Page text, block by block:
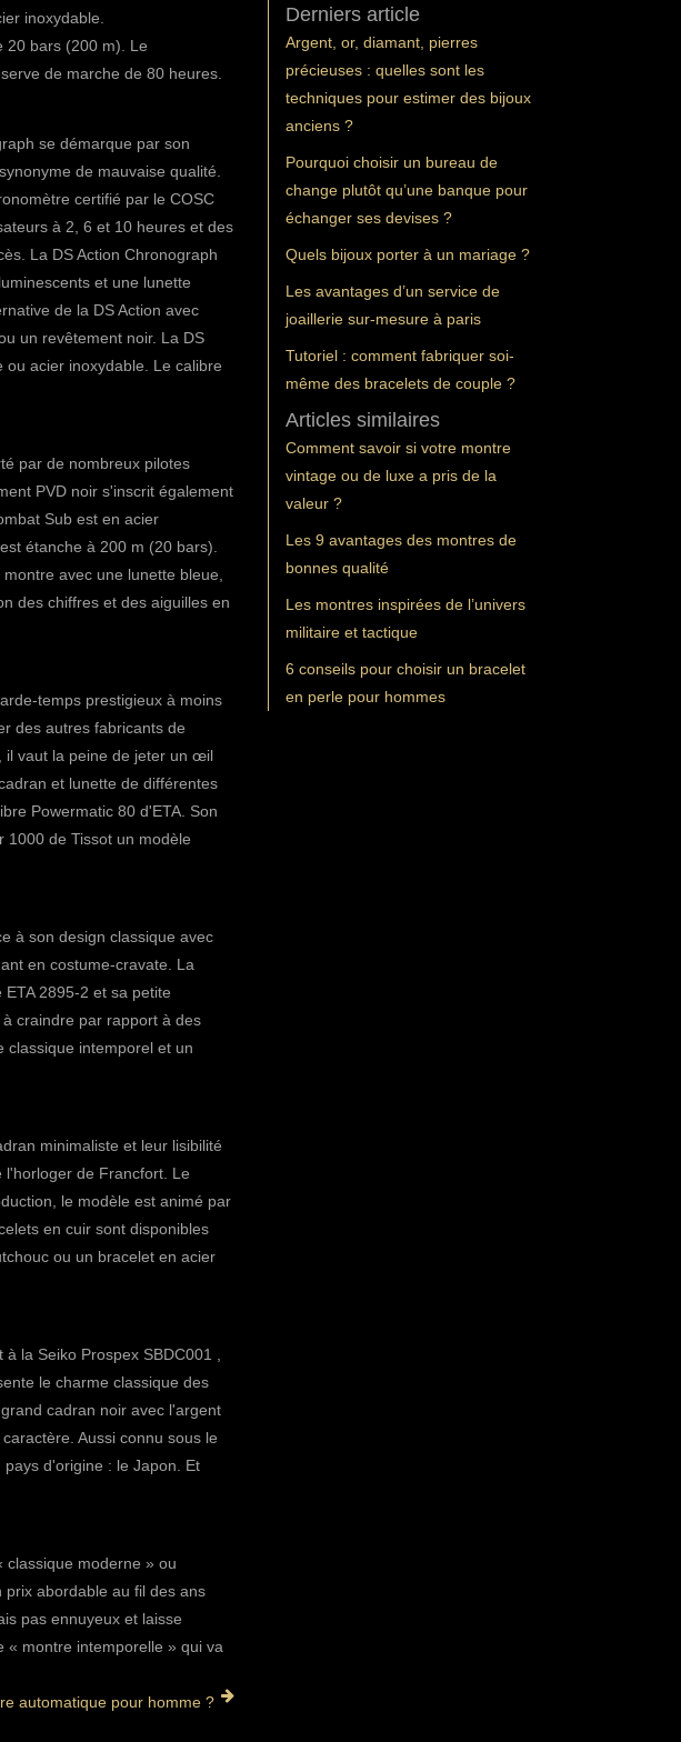
inoxydable.
20 bars (200 m). Le
de marche de 80 heures.
se démarque par son
de mauvaise qualité.
certifié par le COSC
à 2, 6 et 10 heures et des
La DS Action Chronograph
et une lunette
de la DS Action avec
un revêtement noir. La DS
acier inoxydable. Le calibre
par de nombreux pilotes
PVD noir s'inscrit également
Sub est en acier
étanche à 200 m (20 bars).
avec une lunette bleue,
des chiffres et des aiguilles en
temps prestigieux à moins
des autres fabricants de
il vaut la peine de jeter un œil
et lunette de différentes
Powermatic 80 d'ETA. Son
1000 de Tissot un modèle
à son design classique avec
en costume-cravate.
La
2895-2 et sa petite
craindre par rapport à des
classique intemporel et un
minimaliste et leur lisibilité
de Francfort. Le
le modèle est animé par
en cuir sont disponibles
ou un bracelet en acier
à la Seiko Prospex SBDC001
le charme classique des
cadran noir avec l'argent
Aussi connu sous le
d'origine : le Japon. Et
classique moderne » ou
abordable au fil des ans
pas ennuyeux et laisse
« montre intemporelle » qui va
automatique pour homme ?
Derniers article
Argent, or, diamant, pierres
précieuses : quelles sont les
techniques pour estimer des bijoux
anciens ?
Pourquoi choisir un bureau de
change plutôt qu’une banque pour
échanger ses devises ?
Quels bijoux porter à un mariage ?
Les avantages d’un service de
joaillerie sur-mesure à paris
Tutoriel : comment fabriquer soi-
même des bracelets de couple ?
Articles similaires
Comment savoir si votre montre
vintage ou de luxe a pris de la
valeur ?
Les 9 avantages des montres de
bonnes qualité
Les montres inspirées de l’univers
militaire et tactique
6 conseils pour choisir un bracelet
en perle pour hommes